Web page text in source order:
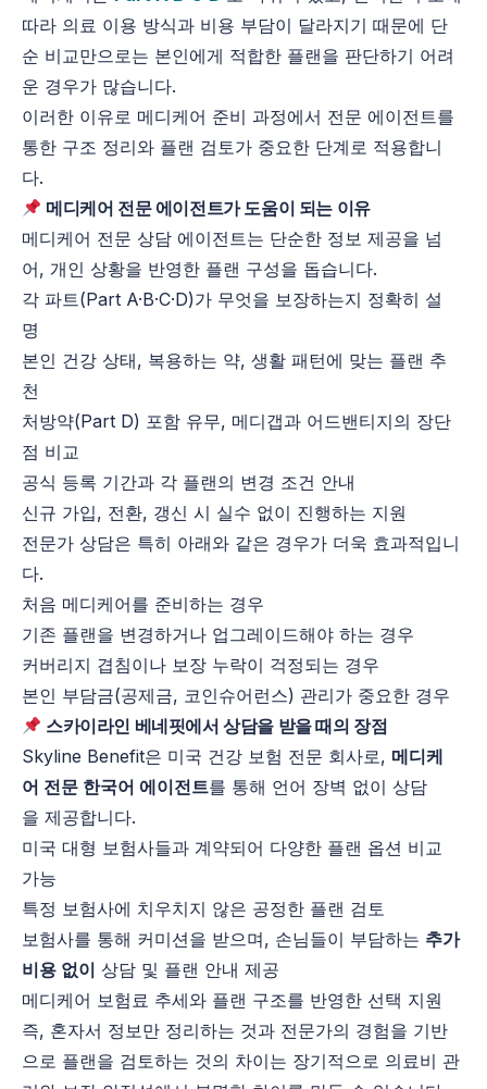
따라 의료 이용 방식과 비용 부담이 달라지기 때문에 단
순 비교만으로는 본인에게 적합한 플랜을 판단하기 어려
운 경우가 많습니다.
이러한 이유로 메디케어 준비 과정에서 전문 에이전트를
통한 구조 정리와 플랜 검토가 중요한 단계로 적용합니
다.
메디케어 전문 에이전트가 도움이 되는 이유
메디케어 전문 상담 에이전트는 단순한 정보 제공을 넘
어, 개인 상황을 반영한 플랜 구성을 돕습니다.
각 파트(Part A·B·C·D)가 무엇을 보장하는지 정확히 설
명
본인 건강 상태, 복용하는 약, 생활 패턴에 맞는 플랜 추
천
처방약(Part D) 포함 유무, 메디갭과 어드밴티지의 장단
점 비교
공식 등록 기간과 각 플랜의 변경 조건 안내
신규 가입, 전환, 갱신 시 실수 없이 진행하는 지원
전문가 상담은 특히 아래와 같은 경우가 더욱 효과적입니
다.
처음 메디케어를 준비하는 경우
기존 플랜을 변경하거나 업그레이드해야 하는 경우
커버리지 겹침이나 보장 누락이 걱정되는 경우
본인 부담금(공제금, 코인슈어런스) 관리가 중요한 경우
스카이라인 베네핏에서 상담을 받을 때의 장점
Skyline Benefit은 미국 건강 보험 전문 회사로, 메디케
어 전문 한국어 에이전트를 통해 언어 장벽 없이 상담
을 제공합니다.
미국 대형 보험사들과 계약되어 다양한 플랜 옵션 비교
가능
특정 보험사에 치우치지 않은 공정한 플랜 검토
보험사를 통해 커미션을 받으며, 손님들이 부담하는 추가
비용 없이 상담 및 플랜 안내 제공
메디케어 보험료 추세와 플랜 구조를 반영한 선택 지원
즉, 혼자서 정보만 정리하는 것과 전문가의 경험을 기반
으로 플랜을 검토하는 것의 차이는 장기적으로 의료비 관